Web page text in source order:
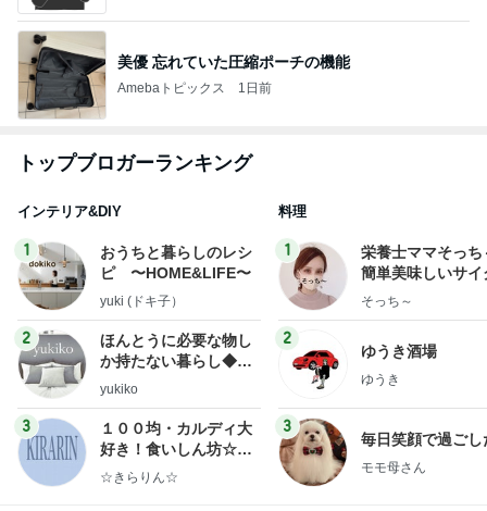
美優 忘れていた圧縮ポーチの機能
Amebaトピックス 1日前
トップブロガーランキング
インテリア&DIY
1
おうちと暮らしのレシ
ピ 〜HOME&LIFE〜
yuki (ドキ子）
2
ほんとうに必要な物し
か持たない暮らし◆Ke
ep Life Simple◆〜イ
yukiko
3
１００均・カルディ大
好き！食いしん坊☆き
らりん☆のブログ
☆きらりん☆
料理
1
栄養士ママそっち
簡単美味しいサイ
献立
そっち～
2
ゆうき酒場
ゆうき
3
毎日笑顔で過ごし
モモ母さん